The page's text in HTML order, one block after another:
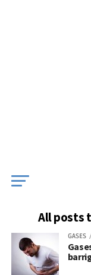
All posts
GASES